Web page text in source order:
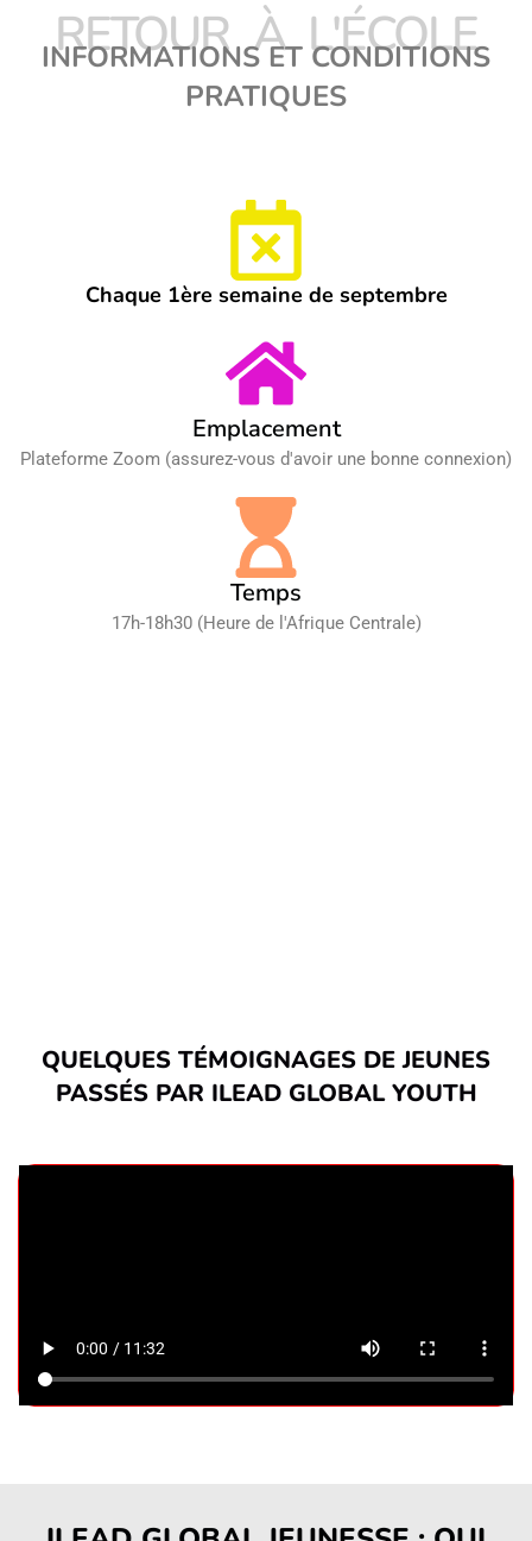
RETOUR À L'ÉCOLE
INFORMATIONS ET CONDITIONS
PRATIQUES
Chaque 1ère semaine de septembre
Emplacement
Plateforme Zoom (assurez-vous d'avoir une bonne connexion)
Temps
17h-18h30 (Heure de l'Afrique Centrale)
QUELQUES TÉMOIGNAGES DE JEUNES
PASSÉS PAR ILEAD GLOBAL YOUTH